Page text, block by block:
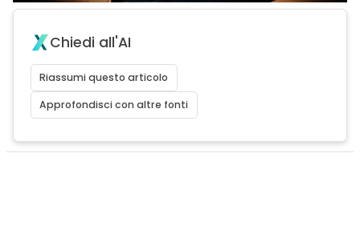
Chiedi all'AI
Riassumi questo articolo
Approfondisci con altre fonti